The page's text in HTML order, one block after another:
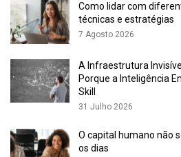
investimentos, decisões de gestão e
Como lidar com
técnicas e estratégias
7 Agosto 2026
A Infraestrutura
Porque a Inteligência
Skill
31 Julho 2026
O capital humano não
os dias